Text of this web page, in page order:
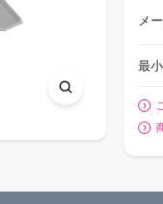
メ
最